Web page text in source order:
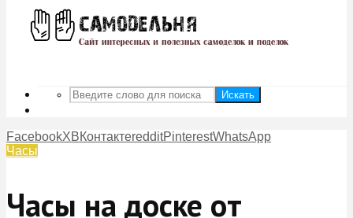
Искать
FacebookXВКонтактеredditPinterestWhatsApp
Часы
Часы на доске от